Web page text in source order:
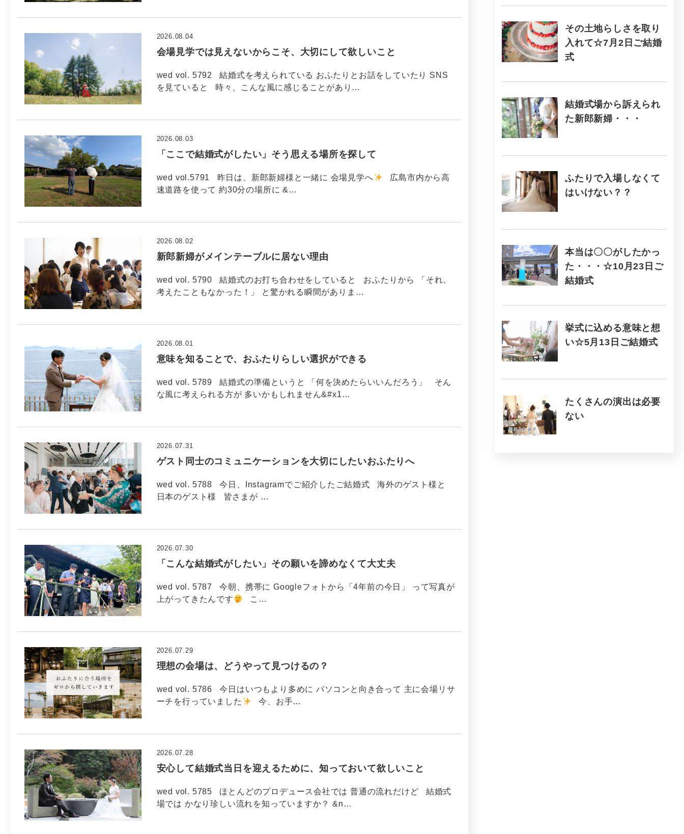
会場見学では見えないからこそ、大切にして欲しいこと
2026.08.04
wed vol. 5792 結婚式を考えられている おふたりとお話をしていたり SNS
を見ていると 時々、こんな風に感じることがあり…
「ここで結婚式がしたい」そう思える場所を探して
2026.08.03
wed vol.5791 昨日は、新郎新婦様と一緒に 会場見学へ
広島市内から高
速道路を使って 約30分の場所に &…
新郎新婦がメインテーブルに居ない理由
2026.08.02
wed vol. 5790 結婚式のお打ち合わせをしていると おふたりから 「それ、
考えたこともなかった！」 と驚かれる瞬間がありま…
意味を知ることで、おふたりらしい選択ができる
2026.08.01
wed vol. 5789 結婚式の準備というと 「何を決めたらいいんだろう」 そん
な風に考えられる方が 多いかもしれません&#x1…
ゲスト同士のコミュニケーションを大切にしたいおふたりへ
2026.07.31
wed vol. 5788 今日、Instagramでご紹介したご結婚式 海外のゲスト様と
日本のゲスト様 皆さまが …
「こんな結婚式がしたい」その願いを諦めなくて大丈夫
2026.07.30
wed vol. 5787 今朝、携帯に Googleフォトから「4年前の今日」 って写真が
上がってきたんです
こ…
理想の会場は、どうやって見つけるの？
2026.07.29
wed vol. 5786 今日はいつもより多めに パソコンと向き合って 主に会場リサ
ーチを行っていました
今、お手…
安心して結婚式当日を迎えるために、知っておいて欲しいこと
2026.07.28
wed vol. 5785 ほとんどのプロデュース会社では 普通の流れだけど 結婚式
場では かなり珍しい流れを知っていますか？ &n…
その土地らしさを取り
入れて☆7月2日ご結婚
式
結婚式場から訴えられ
た新郎新婦・・・
ふたりで入場しなくて
はいけない？？
本当は〇〇がしたかっ
た・・・☆10月23日ご
結婚式
挙式に込める意味と想
い☆5月13日ご結婚式
たくさんの演出は必要
ない